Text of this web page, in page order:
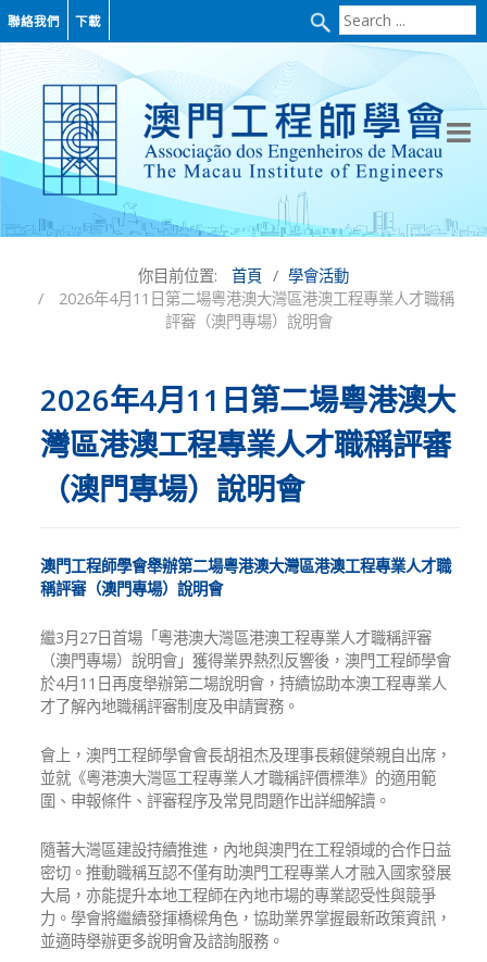
聯絡我們 下載
Search
...
你目前位置: 首頁
學會活動
2026年4月11日第二場粵港澳大灣區港澳工程專業人才職稱
評審（澳門專場）說明會
2026年4月11日第二場粵港澳大
灣區港澳工程專業人才職稱評審
（澳門專場）說明會
澳門工程師學會舉辦第二場粵港澳大灣區港澳工程專業人才職
稱評審（澳門專場）說明會
繼3月27日首場「粵港澳大灣區港澳工程專業人才職稱評審
（澳門專場）說明會」獲得業界熱烈反響後，澳門工程師學會
於4月11日再度舉辦第二場說明會，持續協助本澳工程專業人
才了解內地職稱評審制度及申請實務。
會上，澳門工程師學會會長胡祖杰及理事長賴健榮親自出席，
並就《粵港澳大灣區工程專業人才職稱評價標準》的適用範
圍、申報條件、評審程序及常見問題作出詳細解讀。
隨著大灣區建設持續推進，內地與澳門在工程領域的合作日益
密切。推動職稱互認不僅有助澳門工程專業人才融入國家發展
大局，亦能提升本地工程師在內地市場的專業認受性與競爭
力。學會將繼續發揮橋樑角色，協助業界掌握最新政策資訊，
並適時舉辦更多說明會及諮詢服務。